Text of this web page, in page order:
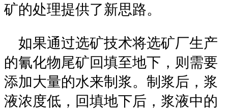
矿的处理提供了新思路。
如果通过选矿技术将选矿厂生产
的氰化物尾矿回填至地下，则需要
添加大量的水来制浆。制浆后，浆
液浓度低，回填地下后，浆液中的